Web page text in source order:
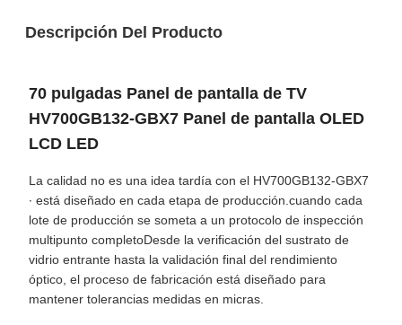
Descripción Del Producto
70 pulgadas Panel de pantalla de TV
HV700GB132-GBX7 Panel de pantalla OLED
LCD LED
La calidad no es una idea tardía con el HV700GB132-GBX7
∙ está diseñado en cada etapa de producción.cuando cada
lote de producción se someta a un protocolo de inspección
multipunto completoDesde la verificación del sustrato de
vidrio entrante hasta la validación final del rendimiento
óptico, el proceso de fabricación está diseñado para
mantener tolerancias medidas en micras.